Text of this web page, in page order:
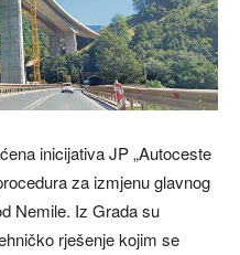
inicijativa JP „Autoceste
za izmjenu glavnog
Nemile. Iz Grada su
rješenje kojim se